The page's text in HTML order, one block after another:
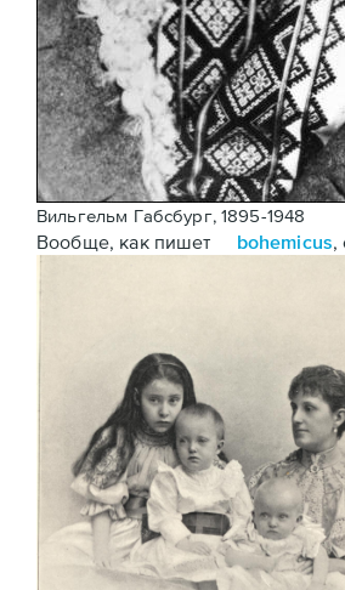
Вильгельм Габсбург, 1895-1948
Вообще, как пишет bohemicus,